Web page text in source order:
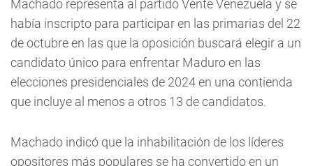
Machado representa al partido Vente Venezuela y se
había inscripto para participar en las primarias del 22
de octubre en las que la oposición buscará elegir a un
candidato único para enfrentar Maduro en las
elecciones presidenciales de 2024 en una contienda
que incluye al menos a otros 13 de candidatos.
Machado indicó que la inhabilitación de los líderes
opositores más populares se ha convertido en un